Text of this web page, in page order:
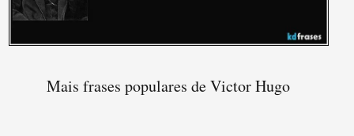
Mais frases populares de Victor Hugo